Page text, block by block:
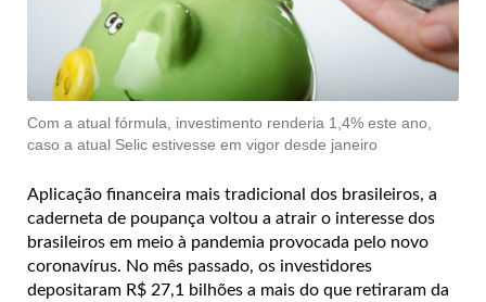
Com a atual fórmula, investimento renderia 1,4% este ano,
caso a atual Selic estivesse em vigor desde janeiro
Aplicação financeira mais tradicional dos brasileiros, a
caderneta de poupança voltou a atrair o interesse dos
brasileiros em meio à pandemia provocada pelo novo
coronavírus. No mês passado, os investidores
depositaram R$ 27,1 bilhões a mais do que retiraram da